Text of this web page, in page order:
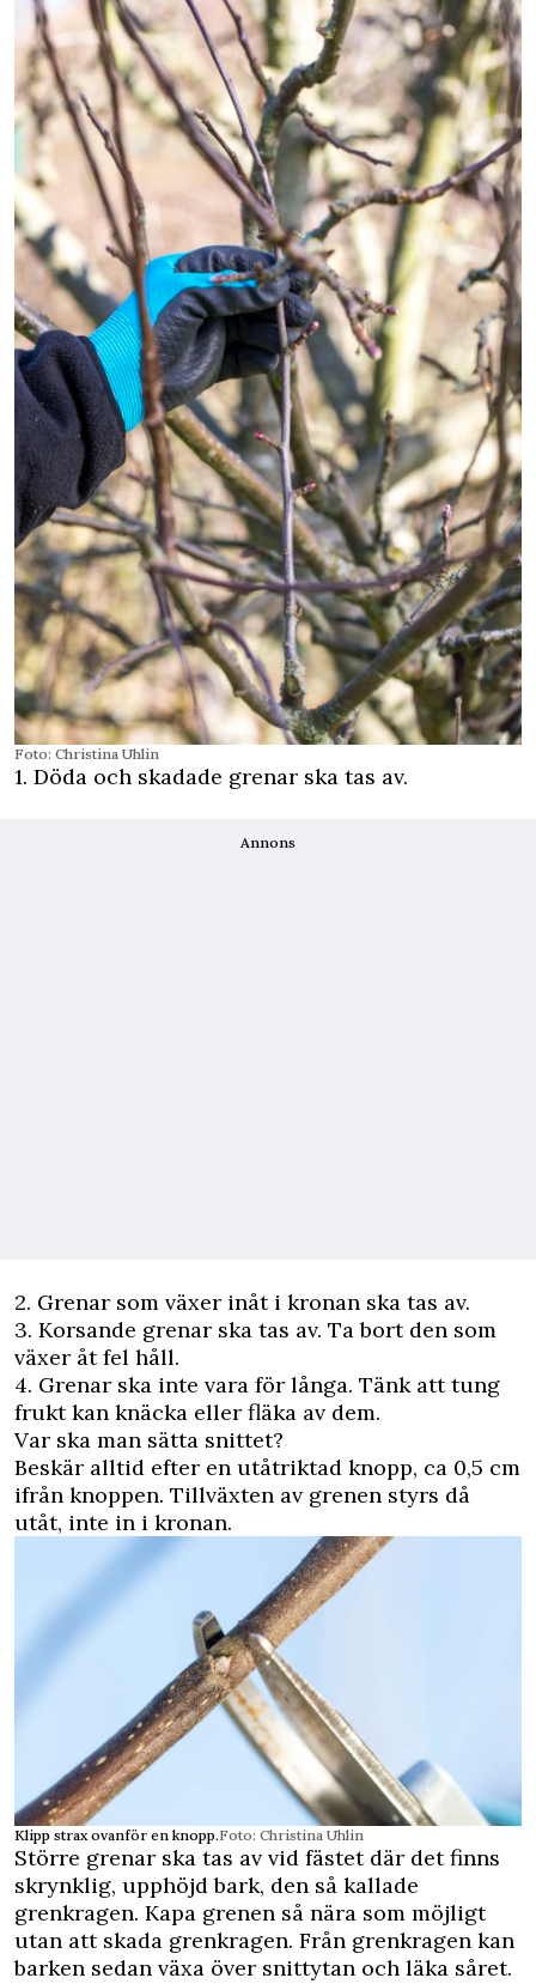
Foto: Christina Uhlin
1. Döda och skadade grenar ska tas av.
Annons
2. Grenar som växer inåt i kronan ska tas av.
3. Korsande grenar ska tas av. Ta bort den som
växer åt fel håll.
4. Grenar ska inte vara för långa. Tänk att tung
frukt kan knäcka eller fläka av dem.
Var ska man sätta snittet?
Beskär alltid efter en utåtriktad knopp, ca 0,5 cm
ifrån knoppen. Tillväxten av grenen styrs då
utåt, inte in i kronan.
Klipp strax ovanför en knopp.Foto: Christina Uhlin
Större grenar ska tas av vid fästet där det finns
skrynklig, upphöjd bark, den så kallade
grenkragen. Kapa grenen så nära som möjligt
utan att skada grenkragen. Från grenkragen kan
barken sedan växa över snittytan och läka såret.